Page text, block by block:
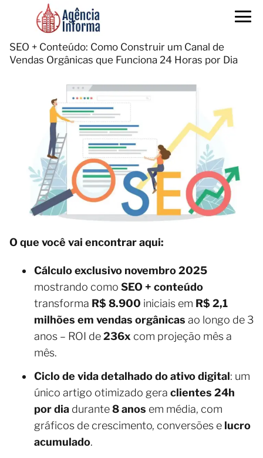
SEO + Conteúdo: Como Construir um Canal de
Vendas Orgânicas que Funciona 24 Horas por Dia
O que você vai encontrar aqui:
Cálculo exclusivo novembro 2025
mostrando como SEO + conteúdo
transforma R$ 8.900 iniciais em R$ 2,1
milhões em vendas orgânicas ao longo de 3
anos – ROI de236x com projeção mês a
mês.
Ciclo de vida detalhado do ativo digital: um
único artigo otimizado gera clientes 24h
por dia durante8 anos em média, com
gráficos de crescimento, conversões e lucro
acumulado.